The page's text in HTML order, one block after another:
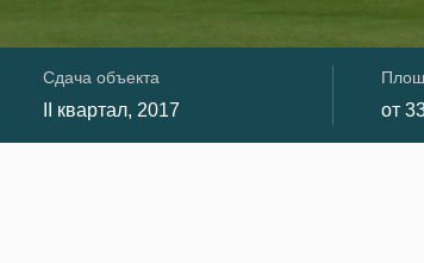
Сдача объекта
II квартал, 2017 от